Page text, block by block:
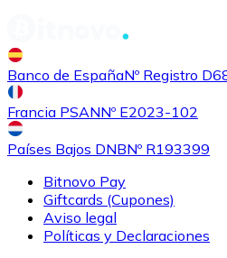
Comprar
SHIB
Banco de EspañaNº Registro
Francia PSANNº E2023-102
Países Bajos DNBNº R193399
Bitnovo Pay
Giftcards (Cupones)
Aviso legal
Políticas y Declaraciones